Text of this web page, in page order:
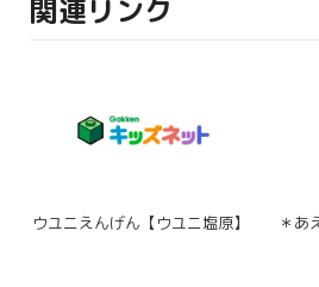
関連リンク
ウユニえんげん【ウユニ塩原】 ＊あ